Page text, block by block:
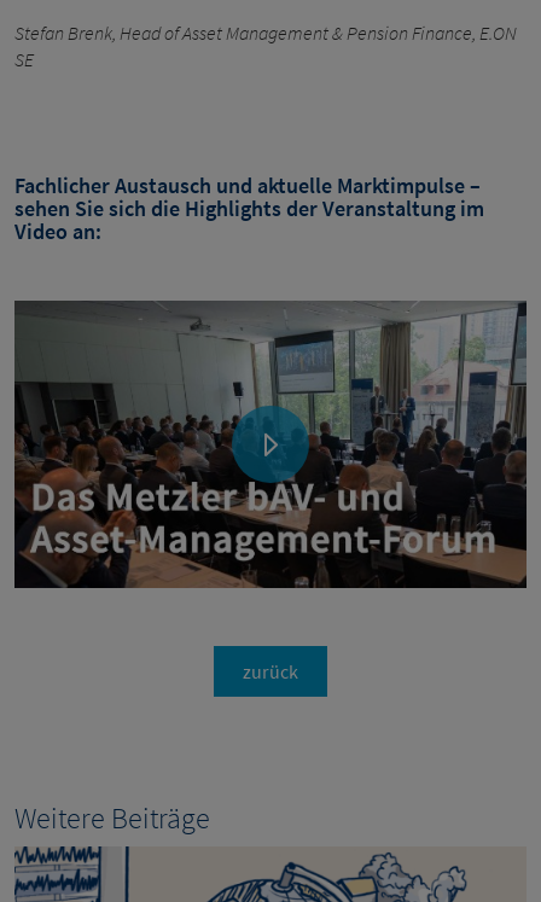
Stefan Brenk, Head of Asset Management & Pension Finance, E.ON
SE
Fachlicher Austausch und aktuelle Marktimpulse –
sehen Sie sich die Highlights der Veranstaltung im
Video an:
zurück
Weitere Beiträge